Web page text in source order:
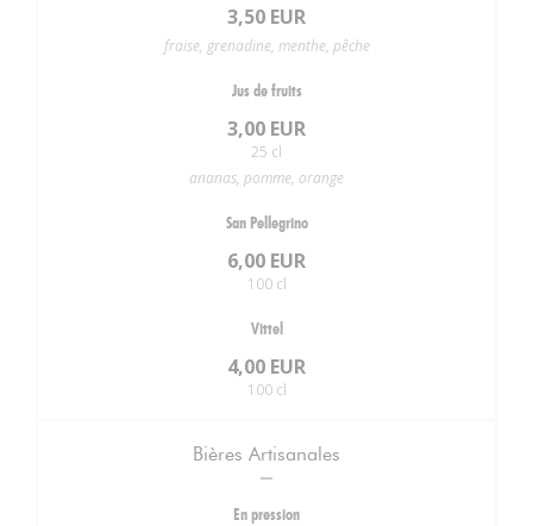
3,50 EUR
fraise, grenadine, menthe, pêche
Jus de fruits
3,00 EUR
25 cl
ananas, pomme, orange
San Pellegrino
6,00 EUR
100 cl
Vittel
4,00 EUR
100 cl
Bières Artisanales
En pression